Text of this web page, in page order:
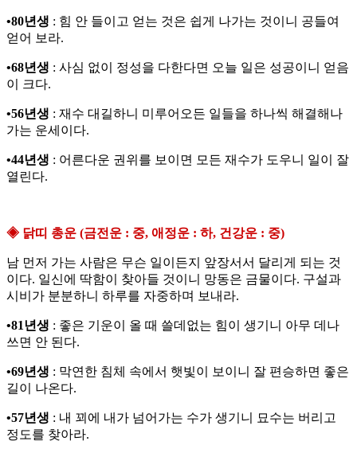
•80년생 : 힘 안 들이고 얻는 것은 쉽게 나가는 것이니 공들여
얻어 보라.
•68년생 : 사심 없이 정성을 다한다면 오늘 일은 성공이니 얻음
이 크다.
•56년생 : 재수 대길하니 미루어오든 일들을 하나씩 해결해나
가는 운세이다.
•44년생 : 어른다운 권위를 보이면 모든 재수가 도우니 일이 잘
열린다.
◈ 닭띠 총운 (금전운 : 중, 애정운 : 하, 건강운 : 중)
남 먼저 가는 사람은 무슨 일이든지 앞장서서 달리게 되는 것
이다. 일신에 딱함이 찾아들 것이니 망동은 금물이다. 구설과
시비가 분분하니 하루를 자중하며 보내라.
•81년생 : 좋은 기운이 올 때 쓸데없는 힘이 생기니 아무 데나
쓰면 안 된다.
•69년생 : 막연한 침체 속에서 햇빛이 보이니 잘 편승하면 좋은
길이 나온다.
•57년생 : 내 꾀에 내가 넘어가는 수가 생기니 묘수는 버리고
정도를 찾아라.